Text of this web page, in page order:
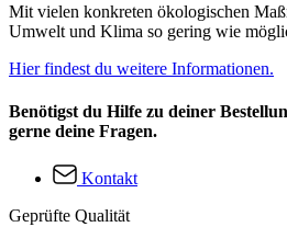
Mit vielen konkreten ökologischen
Umwelt und Klima so gering wie
Hier findest du weitere Informationen.
Benötigst du Hilfe zu deiner
gerne deine Fragen.
Kontakt
Geprüfte Qualität